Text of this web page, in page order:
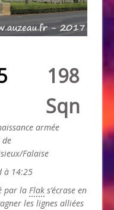
198
Sqn
armée
de
Falaise
à 14:25
par la Flak s’écrase en
les lignes alliées